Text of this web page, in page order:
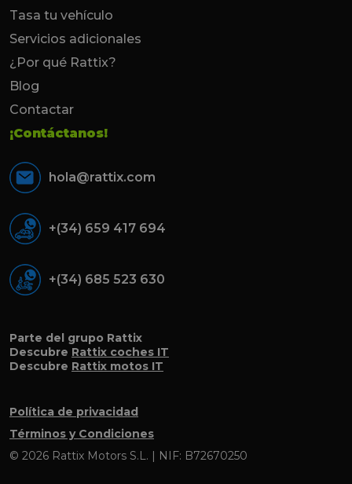
Tasa tu vehículo
Servicios adicionales
¿Por qué Rattix?
Blog
Contactar
¡Contáctanos!
hola@rattix.com
+(34) 659 417 694
+(34) 685 523 630
Parte del grupo Rattix
Descubre Rattix coches IT
Descubre Rattix motos IT
Política de privacidad
Términos y Condiciones
© 2026 Rattix Motors S.L. | NIF: B72670250